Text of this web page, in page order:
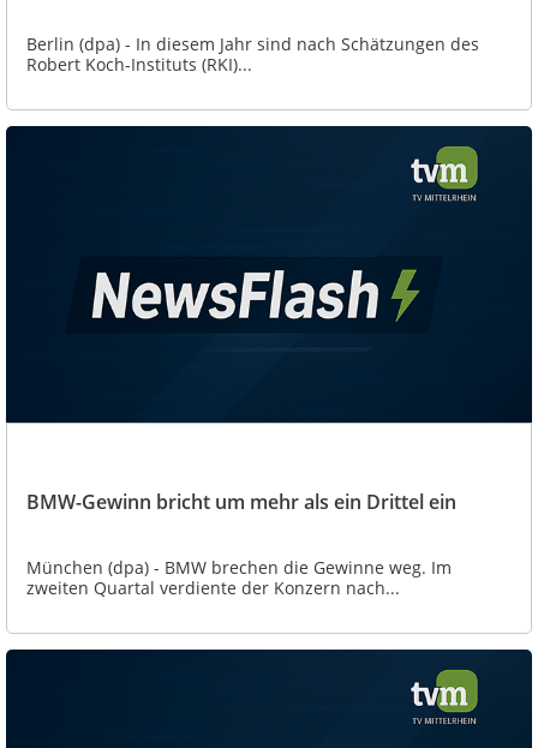
Berlin (dpa) - In diesem Jahr sind nach Schätzungen des
Robert Koch-Instituts (RKI)...
BMW-Gewinn bricht um mehr als ein Drittel ein
München (dpa) - BMW brechen die Gewinne weg. Im
zweiten Quartal verdiente der Konzern nach...